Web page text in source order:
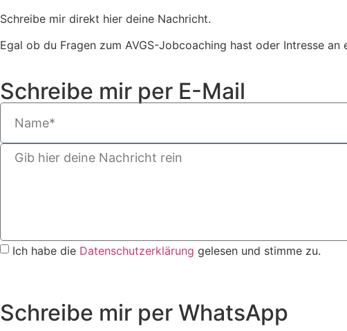
Schreibe mir direkt hier deine Nachricht.
Egal ob du Fragen zum AVGS-Jobcoaching hast oder Intresse
Schreibe mir per E-Mail
Ich habe die Datenschutzerklärung gelesen und stimme zu.
Schreibe mir per WhatsApp